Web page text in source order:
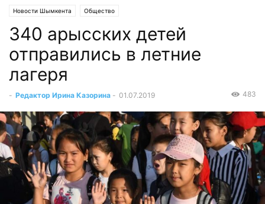
Новости Шымкента Общество
340 арысских детей
отправились в летние
лагеря
- Редактор Ирина Казорина - 01.07.2019 483